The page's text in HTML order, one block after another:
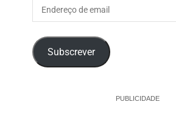
Subscrever
PUBLICIDADE